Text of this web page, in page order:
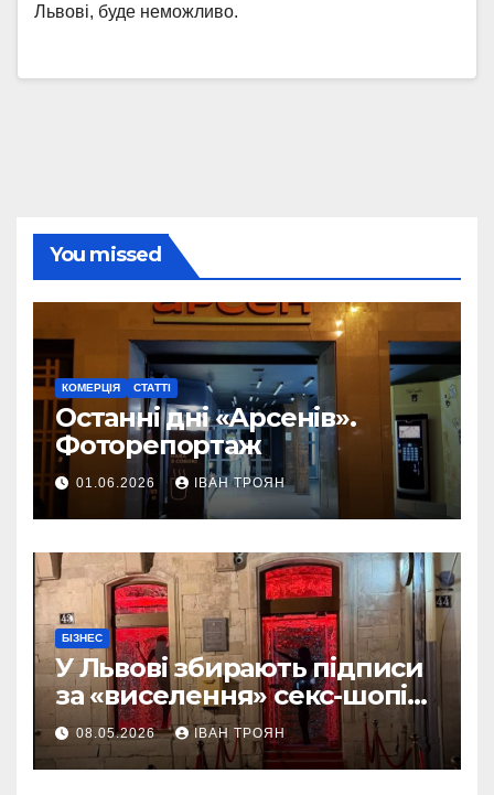
Львові, буде неможливо.
You missed
КОМЕРЦІЯ СТАТТІ
Останні дні «Арсенів».
Фоторепортаж
01.06.2026 ІВАН ТРОЯН
БІЗНЕС
У Львові збирають підписи
за «виселення» секс-шопів
із центру міста
08.05.2026 ІВАН ТРОЯН